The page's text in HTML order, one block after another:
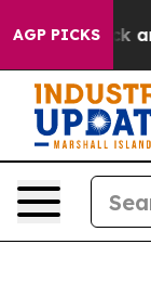
AGP PICKS
Sick and